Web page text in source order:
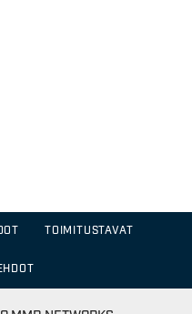
TOIMITUSTAVAT